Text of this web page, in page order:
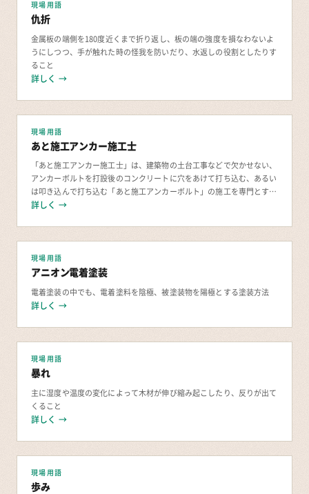
現場用語
仇折
金属板の端側を180度近くまで折り返し、板の端の強度を損なわないよ
うにしつつ、手が触れた時の怪我を防いだり、水返しの役割としたりす
ること
詳しく →
現場用語
あと施工アンカー施工士
「あと施工アンカー施工士」は、建築物の土台工事などで欠かせない、
アンカーボルトを打設後のコンクリートに穴をあけて打ち込む、あるい
は叩き込んで打ち込む「あと施工アンカーボルト」の施工を専門とする
詳しく →
現場用語
アニオン電着塗装
電着塗装の中でも、電着塗料を陰極、被塗装物を陽極とする塗装方法
詳しく →
現場用語
暴れ
主に湿度や温度の変化によって木材が伸び縮み起こしたり、反りが出て
くること
詳しく →
現場用語
歩み